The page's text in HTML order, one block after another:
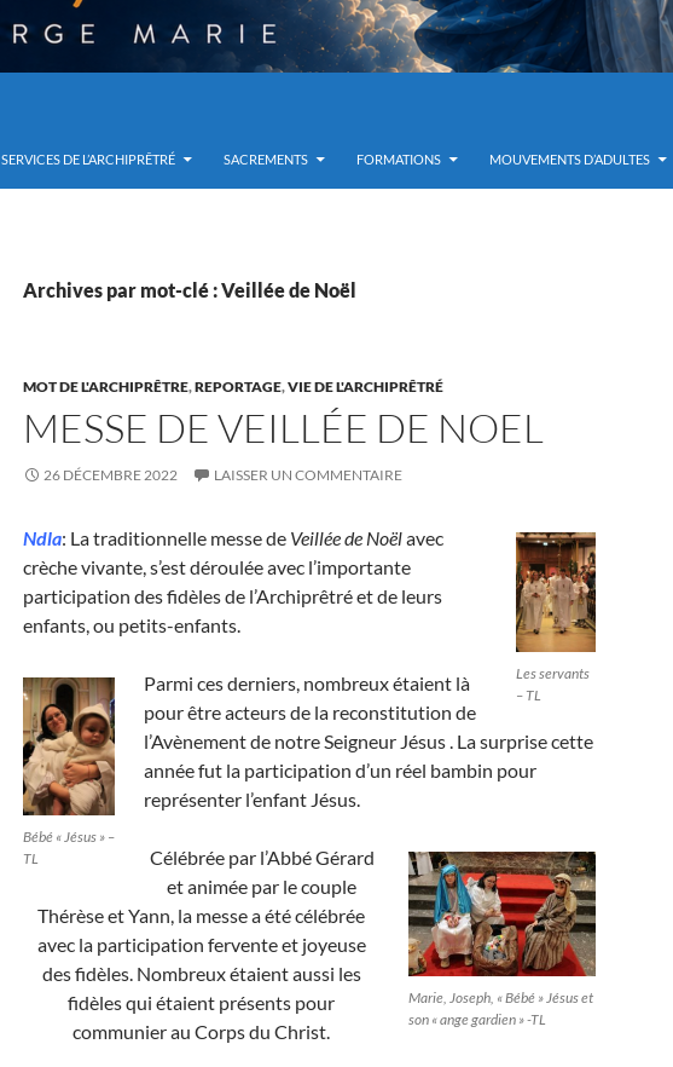
SERVICES DE L’ARCHIPRÊTRÉ SACREMENTS FORMATIONS MOUVEMENTS D’ADULTES
Archives par mot-clé : Veillée de Noël
MOT DE L'ARCHIPRÊTRE,REPORTAGE,VIE DE L'ARCHIPRÊTRÉ
MESSE DE VEILLÉE DE NOEL
26 DÉCEMBRE 2022 LAISSER UN COMMENTAIRE
Les servants
– TL
Ndla: La traditionnelle messe de Veillée de Noëlavec
crèche vivante, s’est déroulée avec l’importante
participation des fidèles de l’Archiprêtré et de leurs
enfants, ou petits-enfants.
Bébé « Jésus » –
TL
Parmi ces derniers, nombreux étaient là
pour être acteurs de la reconstitution de
l’Avènement de notre Seigneur Jésus . La surprise cette
année fut la participation d’un réel bambin pour
représenter l’enfant Jésus.
Marie, Joseph, « Bébé » Jésus et
son « ange gardien » -TL
Célébrée par l’Abbé Gérard
et animée par le couple
Thérèse et Yann, la messe a été célébrée
avec la participation fervente et joyeuse
des fidèles. Nombreux étaient aussi les
fidèles qui étaient présents pour
communier au Corps du Christ.